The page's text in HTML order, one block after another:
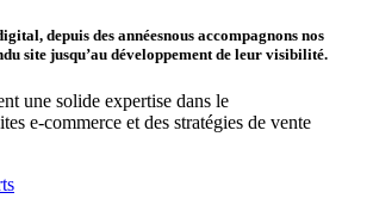
depuis des annéesnous accompagnons nos
du site jusqu’au développement de leur visibilité.
une solide expertise dans le
e-commerce et des stratégies de vente